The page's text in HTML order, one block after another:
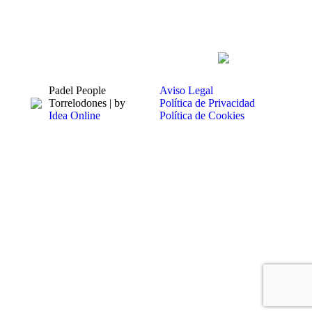
Padel People
Torrelodones | by
Idea Online
Aviso Legal
Política de Privacidad
Política de Cookies